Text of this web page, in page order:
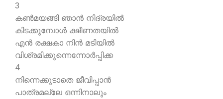
3
കണ്‍മയങ്ങി ഞാന്‍ നിദ്രയില്‍
കിടക്കുമ്പോള്‍ ക്ഷീണതയില്‍
എന്‍ രക്ഷകാ നിന്‍ മടിയില്‍
വിശ്രമിക്കുന്നെന്നോര്‍പ്പിക്ക
4
നിന്നെക്കൂടാതെ ജീവിപ്പാന്‍
പാത്രമല്ലേ ഒന്നിനാലും